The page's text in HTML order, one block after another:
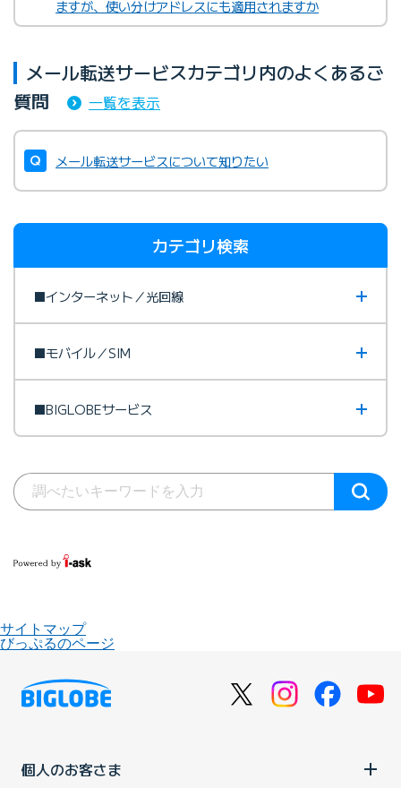
ますが、使い分けアドレスにも適用されますか
メール転送サービスカテゴリ内のよくあるご
質問
一覧を表示
メール転送サービスについて知りたい
カテゴリ検索
■インターネット／光回線
■モバイル／SIM
■BIGLOBEサービス
サイトマップ
びっぷるのページ
個人のお客さま